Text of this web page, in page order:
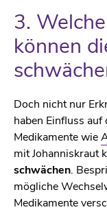
3.
können
Doch nicht nur
haben Einfluss
Medikamente wie
mit Johanniskraut
schwächen.
mögliche
Medikamente